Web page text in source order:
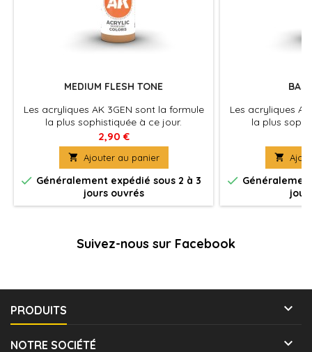
MEDIUM FLESH TONE
Les acryliques AK 3GEN sont la formule
la plus sophistiquée à ce jour.
Excellente couvrance , adhérence optimale
et absence de colmatage à
l'aérographe . La peinture du futur pour
tous les maquettistes et artistes. Utilisez
le diluant spécifique pour une
application à l'aérographe optimale et
pour préserver les propriétés de la
2,90 €
 Ajouter au panier
 Généralement expédié sous 2 à 3
jours ouvrés
Les acryliques
la plus
et
l'aérographe .
tous les
le diluant
application à
pour préserver


Suivez-nous sur Facebook
PRODUITS 
NOTRE SOCIÉTÉ 